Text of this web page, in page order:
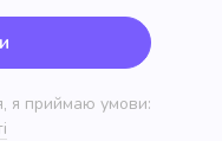
я приймаю умови: